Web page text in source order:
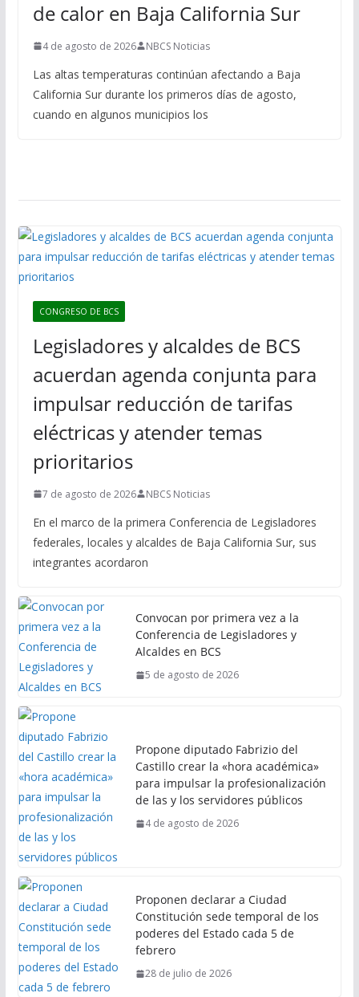
de calor en Baja California Sur
4 de agosto de 2026 NBCS Noticias
Las altas temperaturas continúan afectando a Baja
California Sur durante los primeros días de agosto,
cuando en algunos municipios los
CONGRESO DE BCS
Legisladores y alcaldes de BCS
acuerdan agenda conjunta para
impulsar reducción de tarifas
eléctricas y atender temas
prioritarios
7 de agosto de 2026 NBCS Noticias
En el marco de la primera Conferencia de Legisladores
federales, locales y alcaldes de Baja California Sur, sus
integrantes acordaron
Convocan por primera vez a la
Conferencia de Legisladores y
Alcaldes en BCS
5 de agosto de 2026
Propone diputado Fabrizio del
Castillo crear la «hora académica»
para impulsar la profesionalización
de las y los servidores públicos
4 de agosto de 2026
Proponen declarar a Ciudad
Constitución sede temporal de los
poderes del Estado cada 5 de
febrero
28 de julio de 2026